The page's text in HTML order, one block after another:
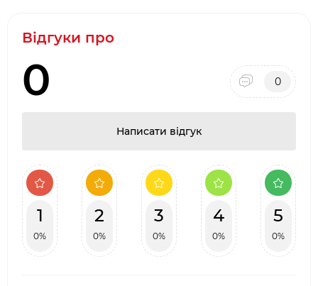
Відгуки про
0 0
Написати відгук
1
0%
2
0%
3
0%
4
0%
5
0%